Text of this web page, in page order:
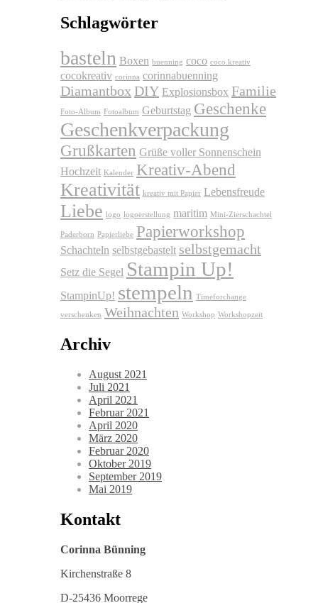
Schlagwörter
basteln Boxen buenning coco coco.kreativ
cocokreativ corinna corinnabuenning
Diamantbox DIY Explosionsbox Familie
Foto-Album Fotoalbum Geburtstag Geschenke
Geschenkverpackung
Grußkarten Grüße voller Sonnenschein
Hochzeit Kalender Kreativ-Abend
Kreativität kreativ mit Papier Lebensfreude
Liebe logo logoerstellung maritim Mini-Zierschachtel
Paderborn Papierliebe Papierworkshop
Schachteln selbstgebastelt selbstgemacht
Setz die Segel Stampin Up!
StampinUp! stempeln Timeforchange
verschenken Weihnachten Workshop Workshopzeit
Archiv
August 2021
Juli 2021
April 2021
Februar 2021
April 2020
März 2020
Februar 2020
Oktober 2019
September 2019
Mai 2019
Kontakt
Corinna Bünning
Kirchenstraße 8
D-25436 Moorrege